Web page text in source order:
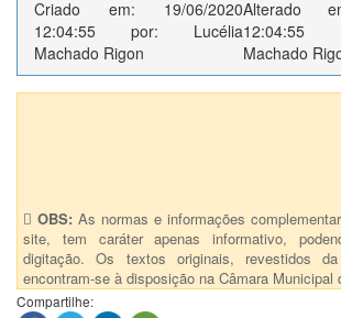
Criado em: 19/06/2020
12:04:55 por: Lucélia
Machado Rigon
Alterado
12:04:55
Machado
OBS: As normas e informações
site, tem caráter apenas informativo,
digitação. Os textos originais, revestidos
encontram-se à disposição na Câmara Municipal
Compartilhe: